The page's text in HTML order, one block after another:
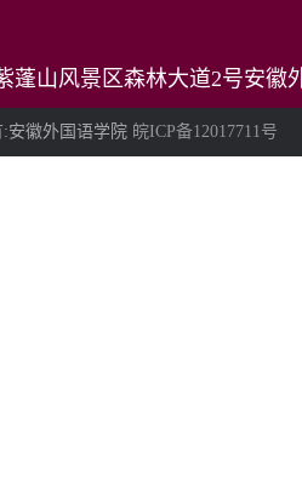
蓬山风景区森林大道2号安徽
:安徽外国语学院 皖ICP备12017711号